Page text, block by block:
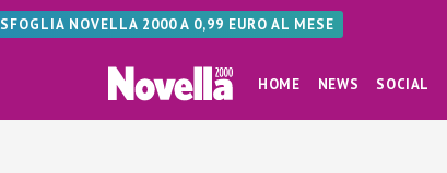
SFOGLIA NOVELLA 2000 A 0,99 EURO AL MESE
HOME NEWS SOCIAL